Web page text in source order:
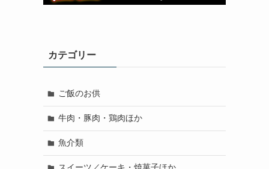
カテゴリー
ご飯のお供
牛肉・豚肉・鶏肉ほか
魚介類